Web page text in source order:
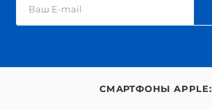
СМАРТФОНЫ APPLE: